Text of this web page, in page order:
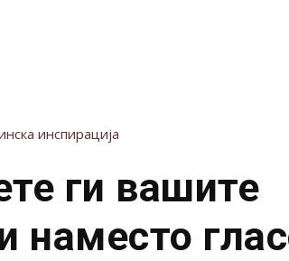
инспирација
ги вашите
наместо